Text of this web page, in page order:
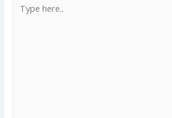
here..